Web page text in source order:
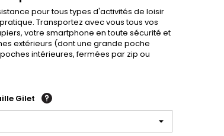
pour tous types d'activités de loisir
Transportez avec vous tous vos
votre smartphone en toute sécurité et
extérieurs (dont une grande poche
intérieures, fermées par zip ou
Gilet